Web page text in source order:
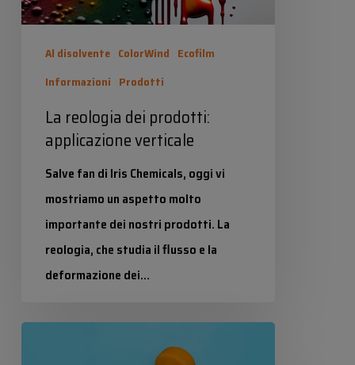
Al disolvente ColorWind Ecofilm
Informazioni Prodotti
La reologia dei prodotti:
applicazione verticale
Salve fan di Iris Chemicals, oggi vi
mostriamo un aspetto molto
importante dei nostri prodotti. La
reologia, che studia il flusso e la
deformazione dei…
Industrias Químicas Iris